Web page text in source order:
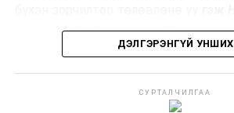
улсад өргөн ашиглаж байна.
бодлогын газраас мэдээллээ.
ДЭЛГЭРЭНГҮЙ УНШИХ
СУРТАЛЧИЛГАА